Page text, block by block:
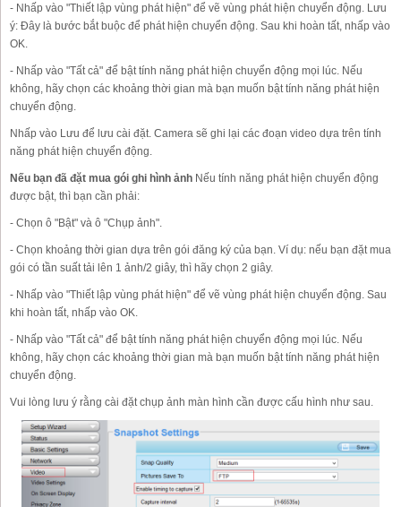
- Nhấp vào "Thiết lập vùng phát hiện" để vẽ vùng phát hiện chuyển động. Lưu
ý: Đây là bước bắt buộc để phát hiện chuyển động. Sau khi hoàn tất, nhấp vào
OK.
- Nhấp vào "Tất cả" để bật tính năng phát hiện chuyển động mọi lúc. Nếu
không, hãy chọn các khoảng thời gian mà bạn muốn bật tính năng phát hiện
chuyển động.
Nhấp vào Lưu để lưu cài đặt. Camera sẽ ghi lại các đoạn video dựa trên tính
năng phát hiện chuyển động.
Nếu bạn đã đặt mua gói ghi hình ảnh Nếu tính năng phát hiện chuyển động
được bật, thì bạn cần phải:
- Chọn ô "Bật" và ô "Chụp ảnh".
- Chọn khoảng thời gian dựa trên gói đăng ký của bạn. Ví dụ: nếu bạn đặt mua
gói có tần suất tải lên 1 ảnh/2 giây, thì hãy chọn 2 giây.
- Nhấp vào "Thiết lập vùng phát hiện" để vẽ vùng phát hiện chuyển động. Sau
khi hoàn tất, nhấp vào OK.
- Nhấp vào "Tất cả" để bật tính năng phát hiện chuyển động mọi lúc. Nếu
không, hãy chọn các khoảng thời gian mà bạn muốn bật tính năng phát hiện
chuyển động.
Vui lòng lưu ý rằng cài đặt chụp ảnh màn hình cần được cấu hình như sau.